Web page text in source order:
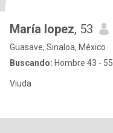
María lopez, 53
Guasave, Sinaloa, México
Buscando: Hombre 43 - 55
Viuda